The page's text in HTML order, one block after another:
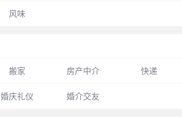
风味
搬家 房产中介 快递
婚庆礼仪 婚介交友